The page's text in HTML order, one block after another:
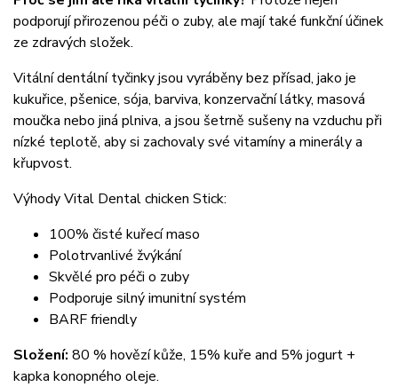
podporují přirozenou péči o zuby, ale mají také funkční účinek
ze zdravých složek.
Vitální dentální tyčinky jsou vyráběny bez přísad, jako je
kukuřice, pšenice, sója, barviva, konzervační látky, masová
moučka nebo jiná plniva, a jsou šetrně sušeny na vzduchu při
nízké teplotě, aby si zachovaly své vitamíny a minerály a
křupvost.
Výhody Vital Dental chicken Stick:
100% čisté kuřecí maso
Polotrvanlivé žvýkání
Skvělé pro péči o zuby
Podporuje silný imunitní systém
BARF friendly
Složení: 80 % hovězí kůže, 15% kuře and 5% jogurt +
kapka konopného oleje.